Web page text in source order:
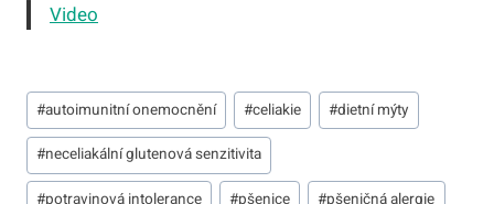
Video
Štítky
příspěvků:
#autoimunitní onemocnění #celiakie #dietní mýty
#neceliakální glutenová senzitivita
#potravinová intolerance #pšenice #pšeničná alergie